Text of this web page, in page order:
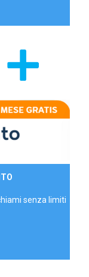
senza limiti